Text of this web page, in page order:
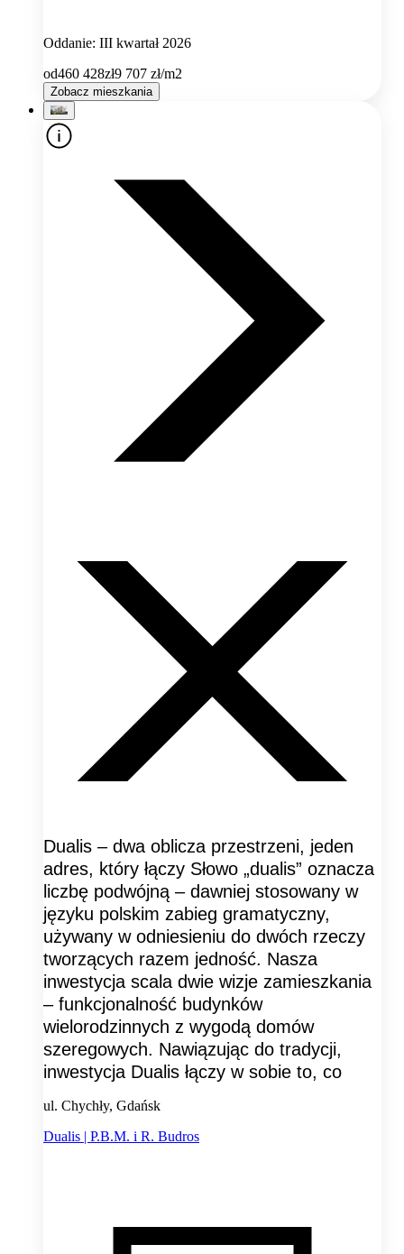
Oddanie: III kwartał 2026
od460 428zł9 707 zł/m2
Zobacz mieszkania
Dualis – dwa oblicza przestrzeni, jeden
adres, który łączy Słowo „dualis” oznacza
liczbę podwójną – dawniej stosowany w
języku polskim zabieg gramatyczny,
używany w odniesieniu do dwóch rzeczy
tworzących razem jedność. Nasza
inwestycja scala dwie wizje zamieszkania
– funkcjonalność budynków
wielorodzinnych z wygodą domów
szeregowych. Nawiązując do tradycji,
inwestycja Dualis łączy w sobie to, co
ul. Chychły, Gdańsk
Dualis | P.B.M. i R. Budros